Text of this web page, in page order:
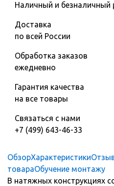
Наличный и безналичный
Доставка
по всей России
Обработка заказов
ежедневно
Гарантия качества
на все товары
Связаться с нами
+7 (499) 643-46-33
ОбзорХарактеристики
товараОбучение монтажу
В натяжных конструкциях